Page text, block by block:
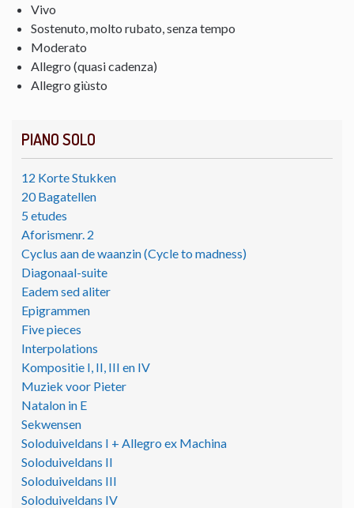
PIANO SOLO
12 Korte Stukken
20 Bagatellen
5 etudes
Aforismenr. 2
Cyclus aan de waanzin (Cycle to madness)
Diagonaal-suite
Eadem sed aliter
Epigrammen
Five pieces
Interpolations
Kompositie I, II, III en IV
Muziek voor Pieter
Natalon in E
Sekwensen
Soloduiveldans I + Allegro ex Machina
Soloduiveldans II
Soloduiveldans III
Soloduiveldans IV
Vivo
Sostenuto, molto rubato, senza tempo
Moderato
Allegro (quasi cadenza)
Allegro giùsto